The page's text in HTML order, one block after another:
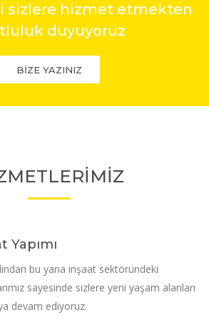
sizlere hizmet etmekten
duyuyoruz
BİZE YAZINIZ
Yapımı
bu yana inşaat sektöründeki
sayesinde sizlere yeni yaşam alanları
devam ediyoruz.